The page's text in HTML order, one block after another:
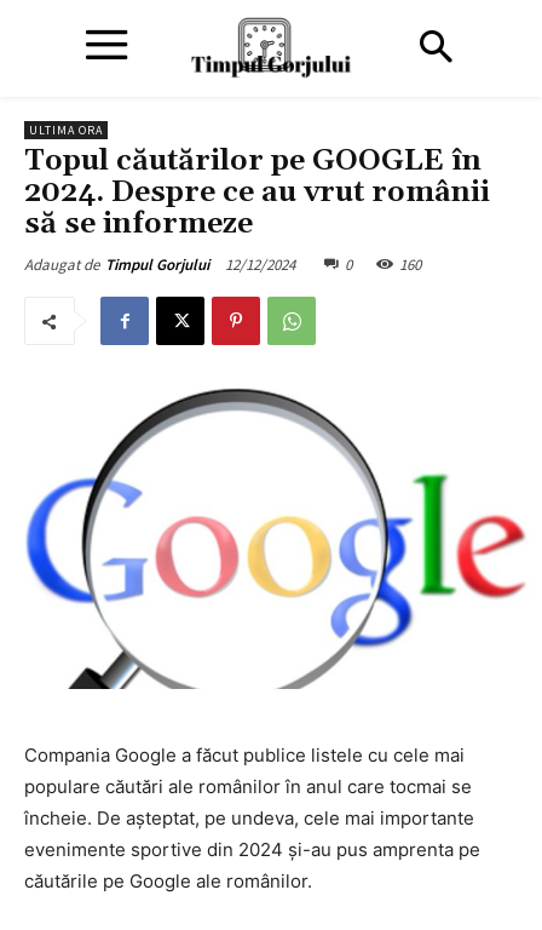
ULTIMA ORA
Topul căutărilor pe GOOGLE în
2024. Despre ce au vrut românii
să se informeze
Adaugat de Timpul Gorjului 12/12/2024 0 160
Compania Google a făcut publice listele cu cele mai
populare căutări ale românilor în anul care tocmai se
încheie. De așteptat, pe undeva, cele mai importante
evenimente sportive din 2024 și-au pus amprenta pe
căutările pe Google ale românilor.